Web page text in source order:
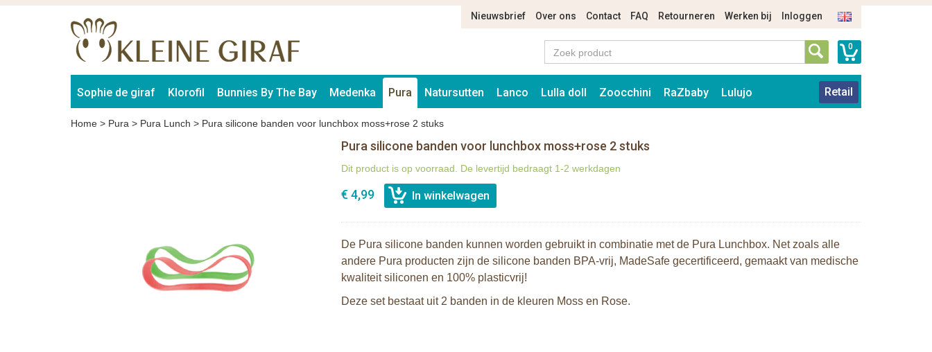
Nieuwsbrief Over ons Contact FAQ Retourneren Werken bij Inloggen
0
Sophie de giraf Klorofil Bunnies By The Bay Medenka Pura Natursutten Lanco Lulla doll Zoocchini RaZbaby Lulujo Retail
Home > Pura > Pura Lunch > Pura silicone banden voor lunchbox moss+rose 2 stuks
Pura silicone banden voor lunchbox moss+rose 2 stuks
Dit product is op voorraad. De levertijd bedraagt 1-2 werkdagen
€ 4,99
De Pura silicone banden kunnen worden gebruikt in combinatie met de Pura Lunchbox. Net zoals alle
andere Pura producten zijn de silicone banden BPA-vrij, MadeSafe gecertificeerd, gemaakt van medische
kwaliteit siliconen en 100% plasticvrij!
Deze set bestaat uit 2 banden in de kleuren Moss en Rose.